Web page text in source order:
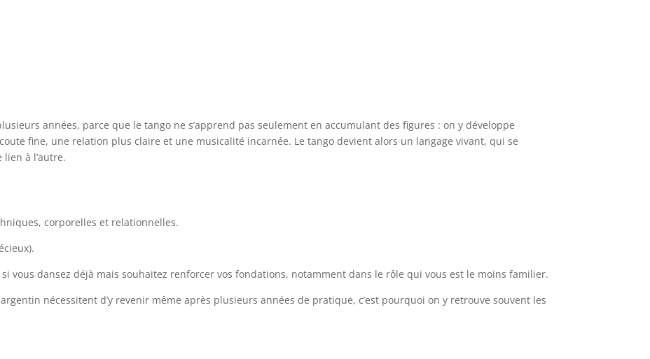
années, parce que le tango ne s’apprend pas seulement en accumulant des figures : on y développe
fine, une relation plus claire et une musicalité incarnée. Le tango devient alors un langage vivant, qui se
à l’autre.
corporelles et relationnelles.
si vous dansez déjà mais souhaitez renforcer vos fondations, notamment dans le rôle qui vous est le moins familier.
nécessitent d’y revenir même après plusieurs années de pratique, c’est pourquoi on y retrouve souvent les